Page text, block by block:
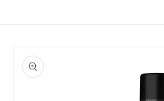
a la
información